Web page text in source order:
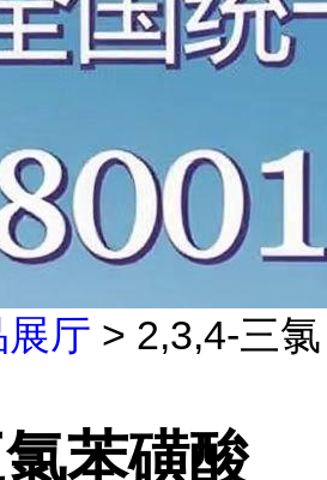
展厅 > 2,3,4-三氯
苯磺酸